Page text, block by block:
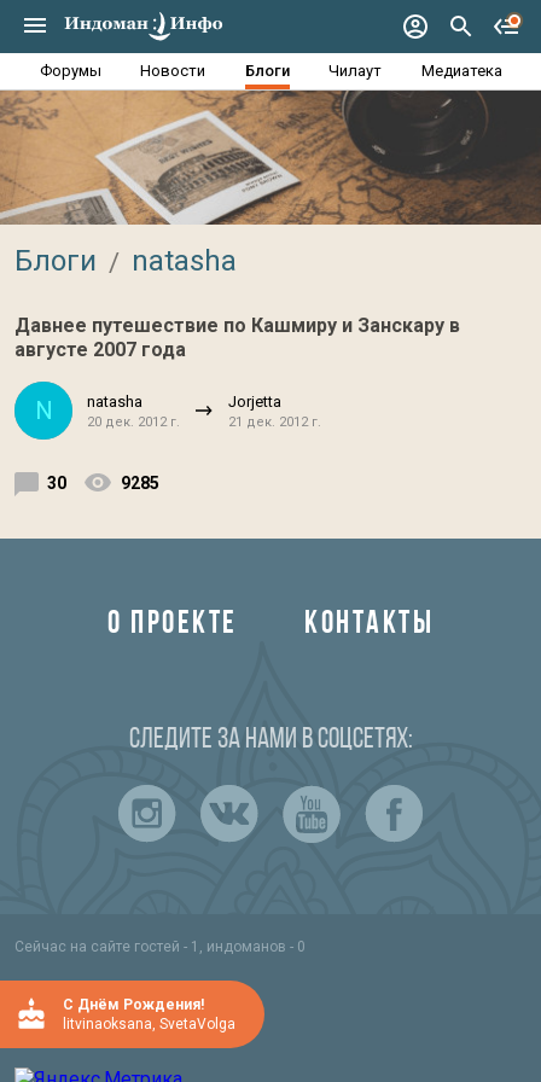
Форумы Новости Блоги Чилаут Медиатека
Блоги natasha
Давнее путешествие по Кашмиру и Занскару в
августе 2007 года
N natasha
20 дек. 2012 г.
Jorjetta
21 дек. 2012 г.
30 9285
О ПРОЕКТЕ КОНТАКТЫ
Следите за нами в соцсетях:
Сейчас на сайте гостей - 1, индоманов - 0
C Днём Рождения!
litvinaoksana, SvetaVolga